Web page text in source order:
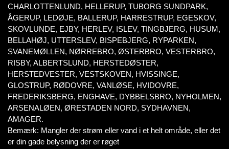
CHARLOTTENLUND, HELLERUP, TUBORG SUNDPARK,
ÅGERUP, LEDØJE, BALLERUP, HARRESTRUP, EGESKOV,
SKOVLUNDE, EJBY, HERLEV, ISLEV, TINGBJERG, HUSUM,
BELLAHØJ, UTTERSLEV, BISPEBJERG, RYPARKEN,
SVANEMØLLEN, NØRREBRO, ØSTERBRO, VESTERBRO,
RISBY, ALBERTSLUND, HERSTEDØSTER,
HERSTEDVESTER, VESTSKOVEN, HVISSINGE,
GLOSTRUP, RØDOVRE, VANLØSE, HVIDOVRE,
FREDERIKSBERG, ENGHAVE, DYBBELSBRO, NYHOLMEN,
ARSENALØEN, ØRESTADEN NORD, SYDHAVNEN,
AMAGER.
Bemærk: Mangler der strøm eller vand i et helt område, eller det
er din gade belysning der er røget